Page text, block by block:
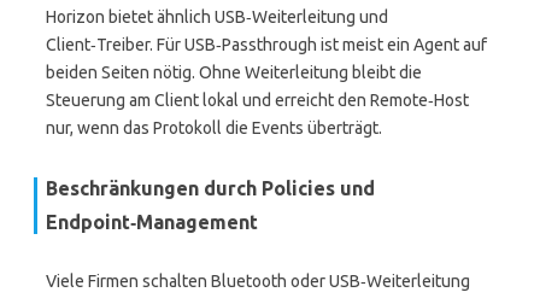
Horizon bietet ähnlich USB‑Weiterleitung und
Client‑Treiber. Für USB‑Passthrough ist meist ein Agent auf
beiden Seiten nötig. Ohne Weiterleitung bleibt die
Steuerung am Client lokal und erreicht den Remote‑Host
nur, wenn das Protokoll die Events überträgt.
Beschränkungen durch Policies und
Endpoint‑Management
Viele Firmen schalten Bluetooth oder USB‑Weiterleitung